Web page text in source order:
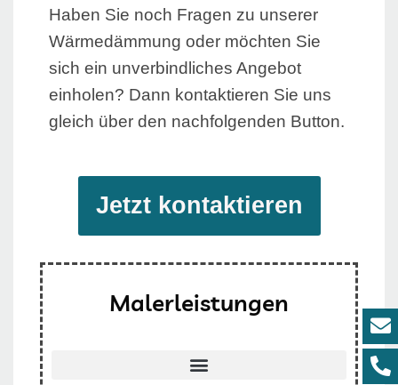
Haben Sie noch Fragen zu unserer
Wärmedämmung oder möchten Sie
sich ein unverbindliches Angebot
einholen? Dann kontaktieren Sie uns
gleich über den nachfolgenden Button.
Jetzt kontaktieren
Malerleistungen